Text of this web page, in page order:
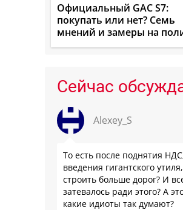
Официальный GAC S7:
покупать или нет? Семь
мнений и замеры на
Сейчас
Alexey_S
То есть после поднятия
введения гигантского
строить больше дорог? И
затевалось ради этого? А
какие идиоты так думают?